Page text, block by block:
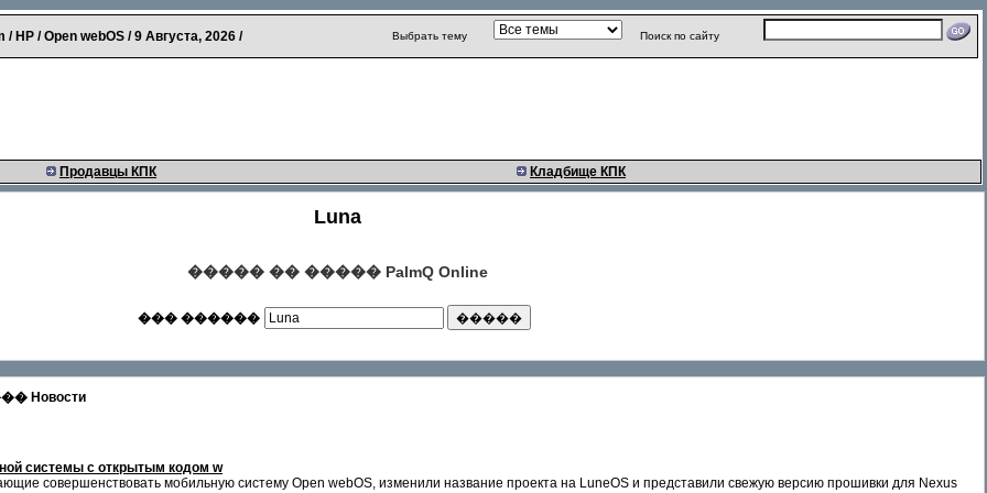
HP / Open webOS /9 Августа, 2026 / Выбрать тему Поиск по сайту
Продавцы КПК Кладбище КПК
Luna
����� �� ����� PalmQ Online
��� ������
Новости
системы с открытым кодом w
совершенствовать мобильную систему Open webOS, изменили название проекта на LuneOS и представили свежую версию прошивки для Nexus